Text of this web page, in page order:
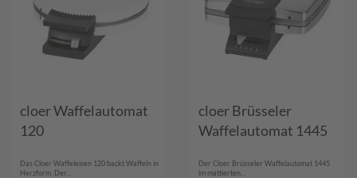
cloer Waffelautomat
120
Das Cloer Waffeleisen 120 backt Waffeln in
Herzform. Der...
cloer Brüsseler
Waffelautomat 1445
Der Cloer Brüsseler Waffelautomat 1445
im mattierten...